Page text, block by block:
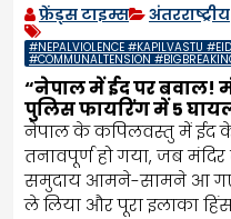
फ्रेंड्स टाइम्स अंतरराष्ट्रीय
#NEPALVIOLENCE #KAPILVASTU
#COMMUNALTENSION
“नेपाल में ईद पर बवाल!
पुलिस फायरिंग में 5
नेपाल के कपिलवस्तु में ईद
तनावपूर्ण हो गया, जब
समुदाय आमने-सामने आ गए।
ले लिया और पूरा इलाका